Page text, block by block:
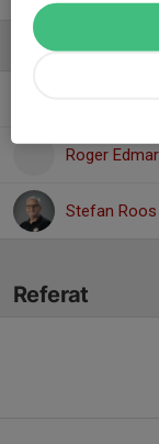
Ledare
Roger
Stefan Roos
Referat